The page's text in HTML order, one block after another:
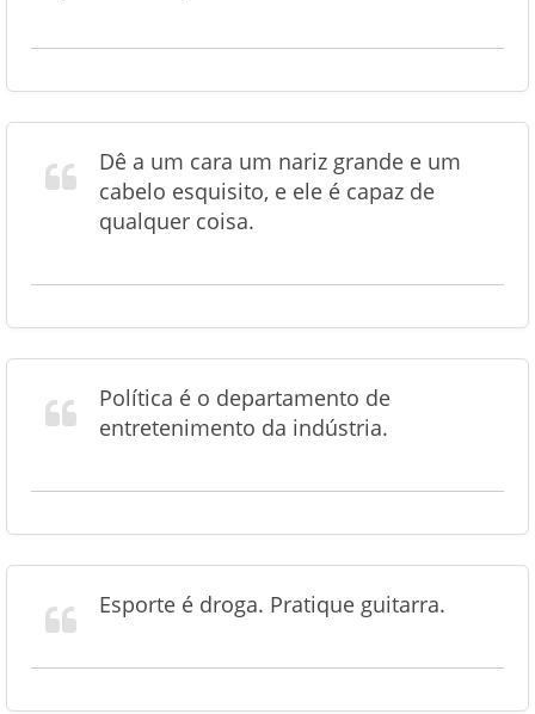
Dê a um cara um nariz grande e um
cabelo esquisito, e ele é capaz de
qualquer coisa.
Política é o departamento de
entretenimento da indústria.
Esporte é droga. Pratique guitarra.